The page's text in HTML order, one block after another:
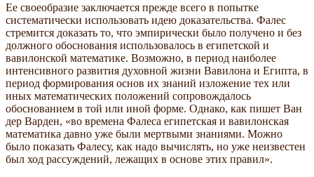
Ее своеобразие заключается прежде всего в попытке
систематически использовать идею доказательства. Фалес
стремится доказать то, что эмпирически было получено и без
должного обоснования использовалось в египетской и
вавилонской математике. Возможно, в период наиболее
интенсивного развития духовной жизни Вавилона и Египта, в
период формирования основ их знаний изложение тех или
иных математических положений сопровождалось
обоснованием в той или иной форме. Однако, как пишет Ван
дер Варден, «во времена Фалеса египетская и вавилонская
математика давно уже были мертвыми знаниями. Можно
было показать Фалесу, как надо вычислять, но уже неизвестен
был ход рассуждений, лежащих в основе этих правил».